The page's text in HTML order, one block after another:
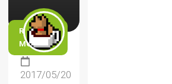
READ
MORE
2017/05/20